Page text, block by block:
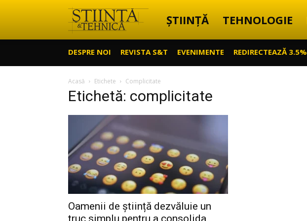
Știință
Tehnică
ȘTIINȚĂ TEHNOLOGIE
DESPRE NOI REVISTA S&T EVENIMENTE REDIRECTEAZĂ 3.5%
Acasă Etichete Complicitate
Etichetă: complicitate
Oamenii de știință dezvăluie un
truc simplu pentru a consolida